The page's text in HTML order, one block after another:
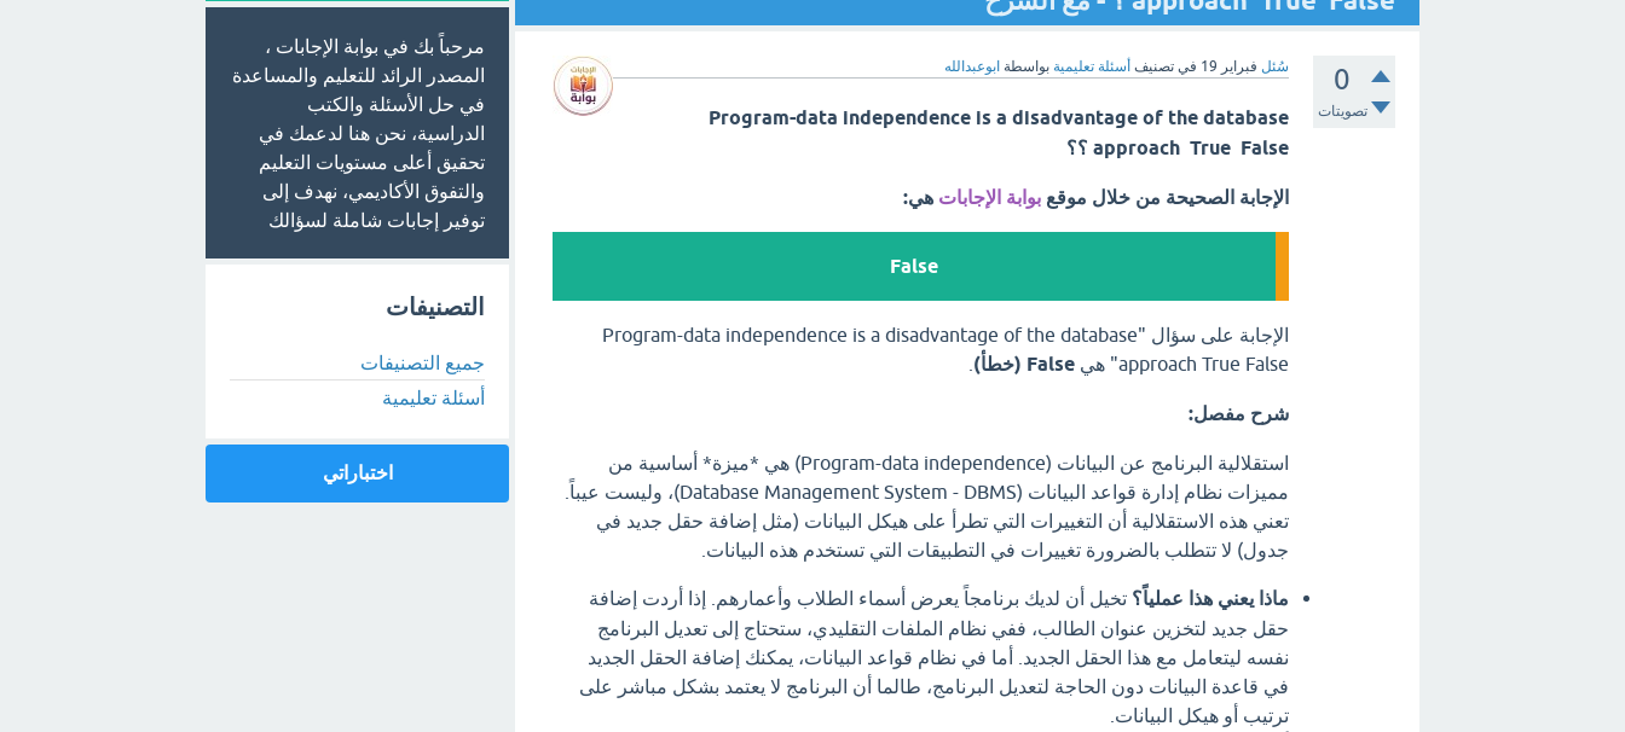
0
تصويتات
سُئل فبراير 19 في تصنيف أسئلة تعليمية بواسطة ابوعبدالله
Program-data independence is a disadvantage of the database
approach True False ؟؟
الإجابة الصحيحة من خلال موقع بوابة الإجابات هي:
False
الإجابة على سؤال "Program-data independence is a disadvantage of the database
approach True False" هي
False (خطأ)
شرح مفصل:
استقلالية البرنامج عن البيانات (Program-data independence) هي *ميزة* أساسية من
مميزات نظام إدارة قواعد البيانات (Database Management System - DBMS)، وليست عيباً.
تعني هذه الاستقلالية أن التغييرات التي تطرأ على هيكل البيانات (مثل إضافة حقل جديد في
جدول) لا تتطلب بالضرورة تغييرات في التطبيقات التي تستخدم هذه البيانات.
ماذا يعني هذا عملياً؟ تخيل أن لديك برنامجاً يعرض أسماء الطلاب وأعمارهم. إذا أردت إضافة
حقل جديد لتخزين عنوان الطالب، ففي نظام الملفات التقليدي، ستحتاج إلى تعديل البرنامج
نفسه ليتعامل مع هذا الحقل الجديد. أما في نظام قواعد البيانات، يمكنك إضافة الحقل الجديد
في قاعدة البيانات دون الحاجة لتعديل البرنامج، طالما أن البرنامج لا يعتمد بشكل مباشر على
ترتيب أو هيكل البيانات.
مرحباً بك في بوابة الإجابات ،
المصدر الرائد للتعليم والمساعدة
في حل الأسئلة والكتب
الدراسية، نحن هنا لدعمك في
تحقيق أعلى مستويات التعليم
والتفوق الأكاديمي، نهدف إلى
توفير إجابات شاملة لسؤالك
التصنيفات
جميع التصنيفات
أسئلة تعليمية
اختباراتي